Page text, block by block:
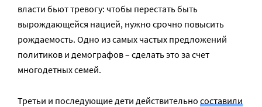
власти бьют тревогу: чтобы перестать быть
вырождающейся нацией, нужно срочно повысить
рождаемость. Одно из самых частых предложений
политиков и демографов – сделать это за счет
многодетных семей.
Третьи и последующие дети действительно составили